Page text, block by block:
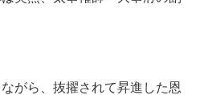
がら、抜擢されて昇進した恩